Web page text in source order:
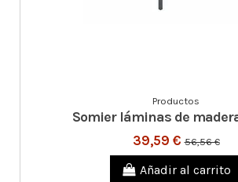
Productos
Somier láminas de
39,59 €56,56 €
Añadir al carrito